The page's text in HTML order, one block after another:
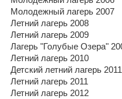
Молодежный лагерь 2007
Летний лагерь 2008
Летний лагерь 2009
Лагерь "Голубые Озера"
Летний лагерь 2010
Детский летний лагерь 2011
Летний лагерь 2011
Летний лагерь 2012